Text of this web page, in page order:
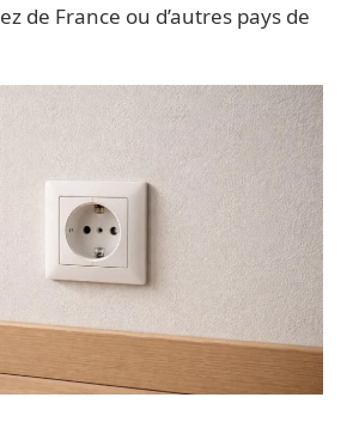
de France ou d’autres pays de